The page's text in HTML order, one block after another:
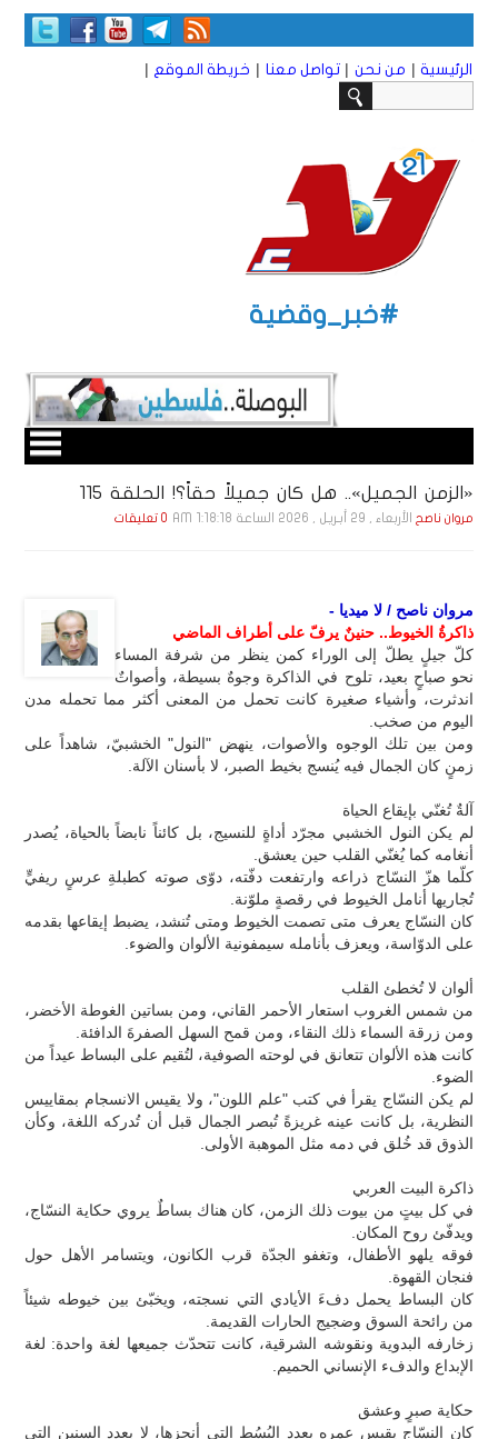
الرئيسية | من نحن | تواصل معنا | خريطة الموقع |
#خبر_وقضية
«الزمن الجميل».. هل كان جميلاً حقاً؟! الحلقة 115
مروان ناصح الأربعاء , 29 أبـريـل , 2026 الساعة 1:18:18 AM 0 تعليقات
مروان ناصح / لا ميديا -
ذاكرةُ الخيوط.. حنينٌ يرفّ على أطراف الماضي
كلّ جيلٍ يطلّ إلى الوراء كمن ينظر من شرفة المساء
نحو صباحٍ بعيد، تلوح في الذاكرة وجوهٌ بسيطة، وأصواتٌ
اندثرت، وأشياء صغيرة كانت تحمل من المعنى أكثر مما تحمله مدن
اليوم من صخب.
ومن بين تلك الوجوه والأصوات، ينهض "النول" الخشبيّ، شاهداً على
زمنٍ كان الجمال فيه يُنسج بخيط الصبر، لا بأسنان الآلة.
آلةٌ تُغنّي بإيقاع الحياة
لم يكن النول الخشبي مجرّد أداةٍ للنسيج، بل كائناً نابضاً بالحياة، يُصدر
أنغامه كما يُغنّي القلب حين يعشق.
كلّما هزّ النسّاج ذراعه وارتفعت دفّته، دوّى صوته كطبلةِ عرسٍ ريفيٍّ
تُجاريها أنامل الخيوط في رقصةٍ ملوّنة.
كان النسّاج يعرف متى تصمت الخيوط ومتى تُنشد، يضبط إيقاعها بقدمه
على الدوّاسة، ويعزف بأنامله سيمفونية الألوان والضوء.
ألوان لا تُخطئ القلب
من شمس الغروب استعار الأحمر القاني، ومن بساتين الغوطة الأخضر،
ومن زرقة السماء ذلك النقاء، ومن قمح السهل الصفرةَ الدافئة.
كانت هذه الألوان تتعانق في لوحته الصوفية، لتُقيم على البساط عيداً من
الضوء.
لم يكن النسّاج يقرأ في كتب "علم اللون"، ولا يقيس الانسجام بمقاييس
النظرية، بل كانت عينه غريزةً تُبصر الجمال قبل أن تُدركه اللغة، وكأن
الذوق قد خُلق في دمه مثل الموهبة الأولى.
ذاكرة البيت العربي
في كل بيتٍ من بيوت ذلك الزمن، كان هناك بساطٌ يروي حكاية النسّاج،
ويدفّئ روح المكان.
فوقه يلهو الأطفال، وتغفو الجدّة قرب الكانون، ويتسامر الأهل حول
فنجان القهوة.
كان البساط يحمل دفءَ الأيادي التي نسجته، ويخبّئ بين خيوطه شيئاً
من رائحة السوق وضجيج الحارات القديمة.
زخارفه البدوية ونقوشه الشرقية، كانت تتحدّث جميعها لغة واحدة: لغة
الإبداع والدفء الإنساني الحميم.
حكاية صبرٍ وعشق
كان النسّاج يقيس عمره بعدد البُسُط التي أنجزها، لا بعدد السنين التي